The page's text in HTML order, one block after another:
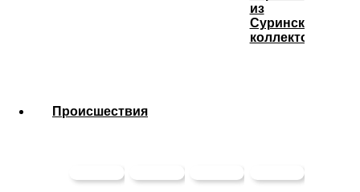
из
Суринского
коллектора
Происшествия